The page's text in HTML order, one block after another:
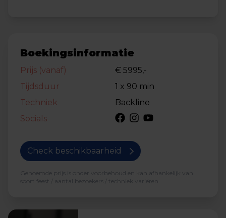
Boekingsinformatie
Prijs (vanaf)
€ 5995,-
Tijdsduur
1 x 90 min
Techniek
Backline
Socials
Check beschikbaarheid
Genoemde prijs is onder voorbehoud en kan afhankelijk van
soort feest / aantal bezoekers / techniek variëren.